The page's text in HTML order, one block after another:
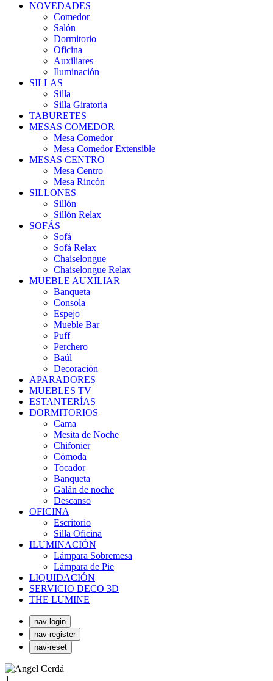
NOVEDADES
Comedor
Salón
Dormitorio
Oficina
Auxiliares
Iluminación
SILLAS
Silla
Silla Giratoria
TABURETES
MESAS COMEDOR
Mesa Comedor
Mesa Comedor Extensible
MESAS CENTRO
Mesa Centro
Mesa Rincón
SILLONES
Sillón
Sillón Relax
SOFÁS
Sofá
Sofá Relax
Chaiselongue
Chaiselongue Relax
MUEBLE AUXILIAR
Banqueta
Consola
Espejo
Mueble Bar
Puff
Perchero
Baúl
Decoración
APARADORES
MUEBLES TV
ESTANTERÍAS
DORMITORIOS
Cama
Mesita de Noche
Chifonier
Cómoda
Tocador
Banqueta
Galán de noche
Descanso
OFICINA
Escritorio
Silla Oficina
ILUMINACIÓN
Lámpara Sobremesa
Lámpara de Pie
LIQUIDACIÓN
SERVICIO DECO 3D
THE LUMINE
nav-login
nav-register
nav-reset